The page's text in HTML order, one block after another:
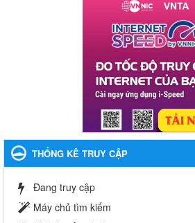
THỐNG KÊ TRUY CẬP
Đang truy cập
Máy chủ tìm kiếm